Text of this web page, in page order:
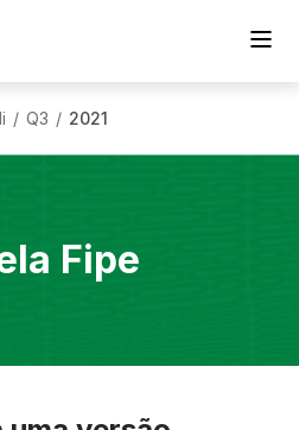
/ Q3 / 2021
Fipe